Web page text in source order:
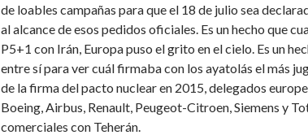
de loables campañas para que el 18 de julio sea
al alcance de esos pedidos oficiales. Es un hecho que
P5+1 con Irán, Europa puso el grito en el cielo. Es un
entre sí para ver cuál firmaba con los ayatolás el más
de la firma del pacto nuclear en 2015, delegados
Boeing, Airbus, Renault, Peugeot-Citroen, Siemens y
comerciales con Teherán.